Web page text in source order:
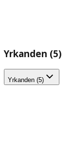
Yrkanden (5)
Yrkanden (5)